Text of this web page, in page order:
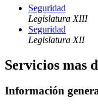
Seguridad
Legislatura XIII
Seguridad
Legislatura XII
Servicios mas
Información